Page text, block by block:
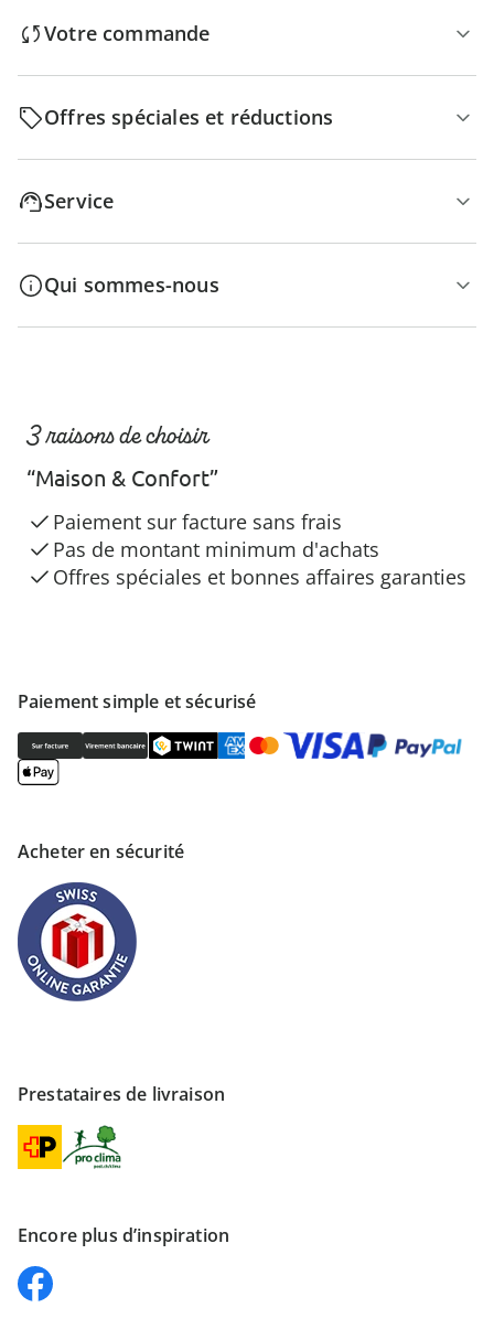
Votre commande
Offres spéciales et réductions
Service
Qui sommes-nous
Paiement simple et sécurisé
Acheter en sécurité
Prestataires de livraison
Encore plus d’inspiration
3 raisons de choisir
“Maison & Confort”
Paiement sur facture sans frais
Pas de montant minimum d'achats
Offres spéciales et bonnes affaires garanties